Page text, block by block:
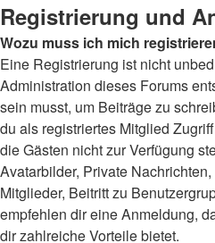
Registrierung und
Wozu muss ich mich
Eine Registrierung ist nicht
Administration dieses Forums
sein musst, um Beiträge zu
du als registriertes Mitglied
die Gästen nicht zur Verfügung
Avatarbilder, Private
Mitglieder, Beitritt zu
empfehlen dir eine Anmeldung,
dir zahlreiche Vorteile bietet.